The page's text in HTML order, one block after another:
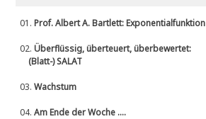
01.Prof. Albert A. Bartlett: Exponentialfunktion
02.Überflüssig, überteuert, überbewertet:
(Blatt-) SALAT
03.Wachstum
04.Am Ende der Woche ....